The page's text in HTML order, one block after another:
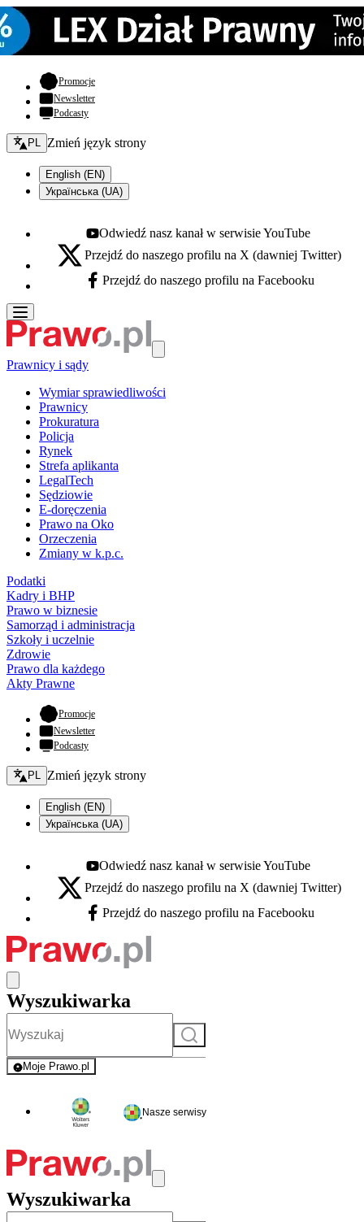
Promocje- otwiera się w nowej karcie
Newsletter
Podcasty
Zmień język - bieżący:
PL Zmień język strony
English (EN)
Українська (UA)
Youtube - otwiera się w nowej karcie
Odwiedź nasz kanał w serwisie YouTube
X - otwiera się w nowej karcie
Przejdź do naszego profilu na X (dawniej Twitter)
Facebook - otwiera się w nowej karcie
Przejdź do naszego profilu na Facebooku
Prawnicy i sądy
Wymiar sprawiedliwości
Prawnicy
Prokuratura
Policja
Rynek
Strefa aplikanta
LegalTech
Sędziowie
E-doręczenia
Prawo na Oko
Orzeczenia
Zmiany w k.p.c.
Podatki
Kadry i BHP
Prawo w biznesie
Samorząd i administracja
Szkoły i uczelnie
Zdrowie
Prawo dla każdego
Akty Prawne
Promocje- otwiera się w nowej karcie
Newsletter
Podcasty
Zmień język - bieżący:
PL Zmień język strony
English (EN)
Українська (UA)
Youtube - otwiera się w nowej karcie
Odwiedź nasz kanał w serwisie YouTube
X - otwiera się w nowej karcie
Przejdź do naszego profilu na X (dawniej Twitter)
Facebook - otwiera się w nowej karcie
Przejdź do naszego profilu na Facebooku
Wyszukiwarka
Szukaj
Moje Prawo.pl
- rejestracja i logowanie do serwisu
Nasze serwisy
Wyszukiwarka